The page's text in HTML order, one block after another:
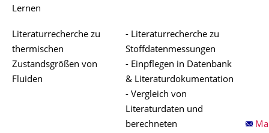
Lernen
Literaturrecherche zu
thermischen
Zustandsgrößen von
Fluiden
- Literaturrecherche zu
Stoffdatenmessungen
- Einpflegen in Datenbank
& Literaturdokumentation
- Vergleich von
Literaturdaten und
berechneten